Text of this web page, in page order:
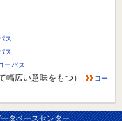
ス
ス
ーパス
幅広い意味をもつ）
コー
タベースセンター